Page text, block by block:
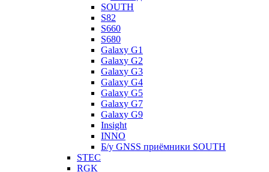
SOUTH
S82
S660
S680
Galaxy G1
Galaxy G2
Galaxy G3
Galaxy G4
Galaxy G5
Galaxy G7
Galaxy G9
Insight
INNO
Б/у GNSS приёмники SOUTH
STEC
RGK